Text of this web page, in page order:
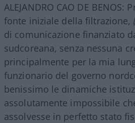
ALEJANDRO CAO DE
fonte iniziale della filtrazione,
di comunicazione finanziato
sudcoreana, senza nessuna
principalmente per la mia
funzionario del governo
benissimo le dinamiche
assolutamente impossibile
assolvesse in perfetto stato